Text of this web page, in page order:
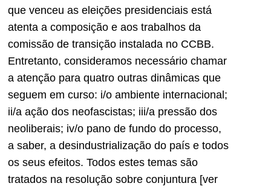
que venceu as eleições presidenciais está
atenta a composição e aos trabalhos da
comissão de transição instalada no CCBB.
Entretanto, consideramos necessário chamar
a atenção para quatro outras dinâmicas que
seguem em curso: i/o ambiente internacional;
ii/a ação dos neofascistas; iii/a pressão dos
neoliberais; iv/o pano de fundo do processo,
a saber, a desindustrialização do país e todos
os seus efeitos. Todos estes temas são
tratados na resolução sobre conjuntura [ver